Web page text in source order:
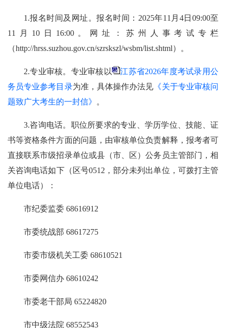
1.报名时间及网址。报名时间：2025年11月4日09:00至
11月10日16:00。网址：苏州人事考试专栏
（http://hrss.suzhou.gov.cn/szrskszl/wsbm/list.shtml）。
2.专业审核。专业审核以
江苏省2026年度考试录用公
务员专业参考目录为准，具体操作办法见 《关于专业审核问
题致广大考生的一封信》 。
3.咨询电话。职位所要求的专业、学历学位、技能、证
书等资格条件方面的问题，由审核单位负责解释，报考者可
直接联系市级招录单位或县（市、区）公务员主管部门，相
关咨询电话如下（区号0512，部分未列出单位，可拨打主管
单位电话）：
市纪委监委 68616912
市委统战部 68617275
市委市级机关工委 68610521
市委网信办 68610242
市委老干部局 65224820
市中级法院 68552543